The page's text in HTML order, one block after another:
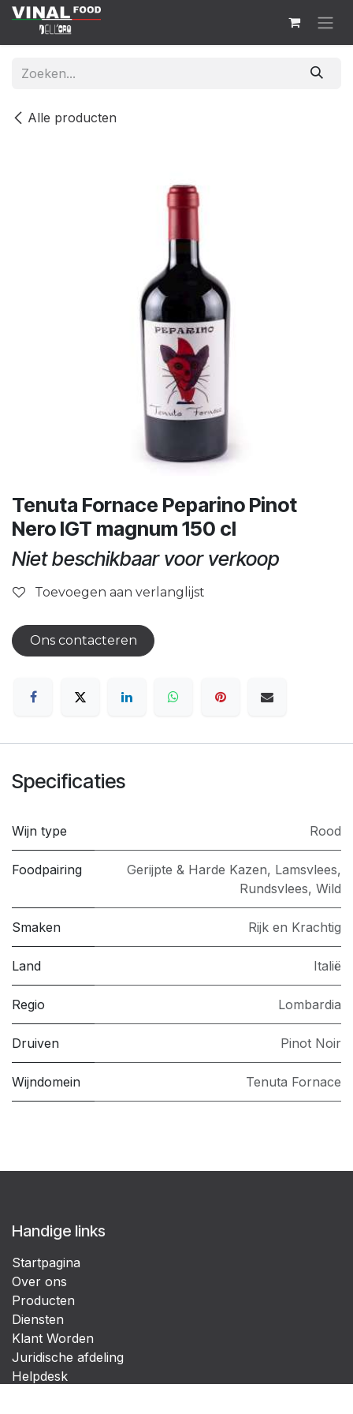
Overslaan naar inhoud
Alle producten
Tenuta Fornace Peparino Pinot
Nero IGT magnum 150 cl
Niet beschikbaar voor verkoop
Toevoegen aan verlanglijst
Ons contacteren
Specificaties
Wijn type Rood
Foodpairing Gerijpte & Harde Kazen, Lamsvlees,
Rundsvlees, Wild
Smaken Rijk en Krachtig
Land Italië
Regio Lombardia
Druiven Pinot Noir
Wijndomein Tenuta Fornace
Handige links
Startpagina
Over ons
Producten
Diensten
Klant Worden
Juridische afdeling
Helpdesk